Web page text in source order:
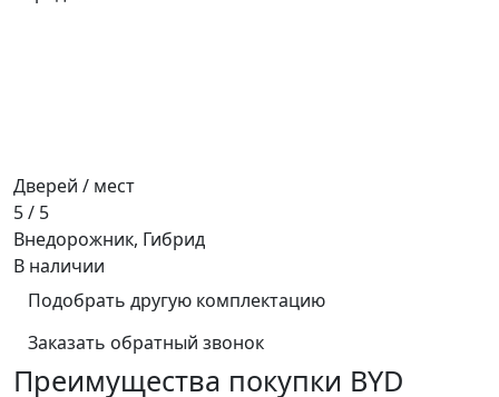
Дверей / мест
5 / 5
Внедорожник, Гибрид
В наличии
Подобрать другую комплектацию
Заказать обратный звонок
Преимущества покупки BYD